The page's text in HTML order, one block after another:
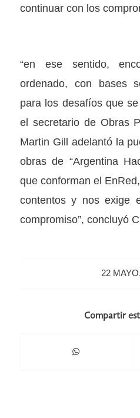
continuar con los
“en ese sentido,
ordenado, con bases
para los desafíos que
el secretario de Obras
Martin Gill adelantó la
obras de “Argentina
que conforman el
contentos y nos exige
compromiso”, concluyó
22
Compartir